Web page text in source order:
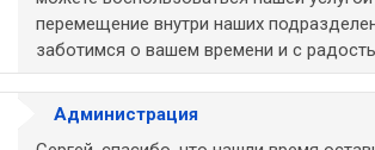
перемещение внутри наших
заботимся о вашем времени и с
Администрация